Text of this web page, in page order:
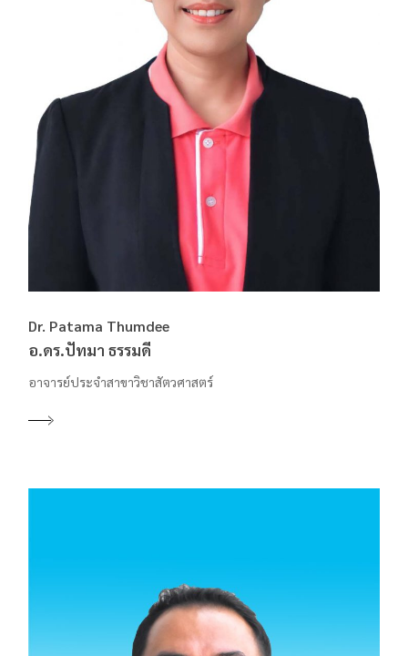
Dr. Patama Thumdee
อ.ดร.ปัทมา ธรรมดี
อาจารย์ประจำสาขาวิชาสัตวศาสตร์